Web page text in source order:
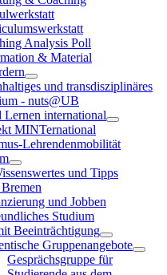
Analysis Poll
& Material
und transdisziplinäres
- nuts@UB
Lernen international
MINTernational
Lehrendenmobilität
und Tipps
und Jobben
Studium
Beeinträchtigung
Gruppenangebote
Gesprächsgruppe für